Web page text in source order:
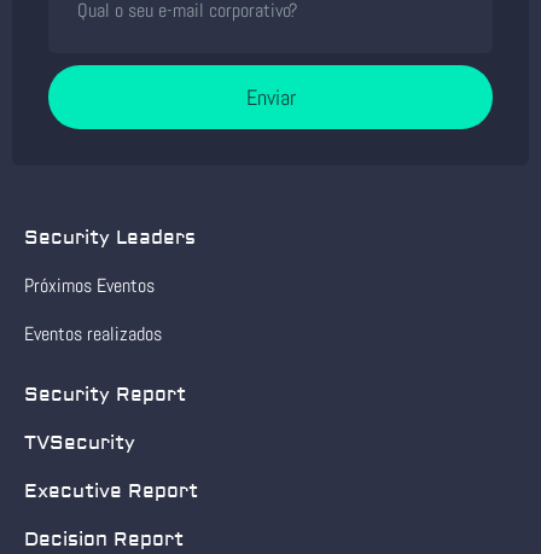
Enviar
Security Leaders
Próximos Eventos
Eventos realizados
Security Report
TVSecurity
Executive Report
Decision Report